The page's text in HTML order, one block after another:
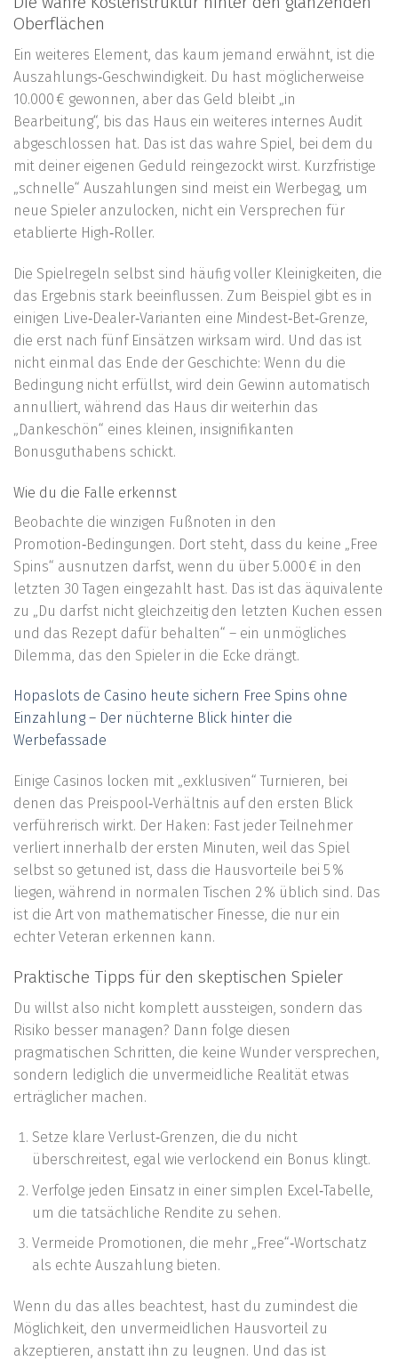
Oberflächen
Ein weiteres Element, das kaum jemand erwähnt, ist die
Auszahlungs‑Geschwindigkeit. Du hast möglicherweise
10.000 € gewonnen, aber das Geld bleibt „in
Bearbeitung“, bis das Haus ein weiteres internes Audit
abgeschlossen hat. Das ist das wahre Spiel, bei dem du
mit deiner eigenen Geduld reingezockt wirst. Kurzfristige
„schnelle“ Auszahlungen sind meist ein Werbegag, um
neue Spieler anzulocken, nicht ein Versprechen für
etablierte High‑Roller.
Die Spielregeln selbst sind häufig voller Kleinigkeiten, die
das Ergebnis stark beeinflussen. Zum Beispiel gibt es in
einigen Live‑Dealer‑Varianten eine Mindest‑Bet‑Grenze,
die erst nach fünf Einsätzen wirksam wird. Und das ist
nicht einmal das Ende der Geschichte: Wenn du die
Bedingung nicht erfüllst, wird dein Gewinn automatisch
annulliert, während das Haus dir weiterhin das
„Dankeschön“ eines kleinen, insignifikanten
Bonusguthabens schickt.
Wie du die Falle erkennst
Beobachte die winzigen Fußnoten in den
Promotion‑Bedingungen. Dort steht, dass du keine „Free
Spins“ ausnutzen darfst, wenn du über 5.000 € in den
letzten 30 Tagen eingezahlt hast. Das ist das äquivalente
zu „Du darfst nicht gleichzeitig den letzten Kuchen essen
und das Rezept dafür behalten“ – ein unmögliches
Dilemma, das den Spieler in die Ecke drängt.
Hopaslots de Casino heute sichern Free Spins ohne
Einzahlung – Der nüchterne Blick hinter die
Werbefassade
Einige Casinos locken mit „exklusiven“ Turnieren, bei
denen das Preispool‑Verhältnis auf den ersten Blick
verführerisch wirkt. Der Haken: Fast jeder Teilnehmer
verliert innerhalb der ersten Minuten, weil das Spiel
selbst so getuned ist, dass die Hausvorteile bei 5 %
liegen, während in normalen Tischen 2 % üblich sind. Das
ist die Art von mathematischer Finesse, die nur ein
echter Veteran erkennen kann.
Praktische Tipps für den skeptischen Spieler
Du willst also nicht komplett aussteigen, sondern das
Risiko besser managen? Dann folge diesen
pragmatischen Schritten, die keine Wunder versprechen,
sondern lediglich die unvermeidliche Realität etwas
erträglicher machen.
Setze klare Verlust‑Grenzen, die du nicht
überschreitest, egal wie verlockend ein Bonus klingt.
Verfolge jeden Einsatz in einer simplen Excel‑Tabelle,
um die tatsächliche Rendite zu sehen.
Vermeide Promotionen, die mehr „Free“‑Wortschatz
als echte Auszahlung bieten.
Wenn du das alles beachtest, hast du zumindest die
Möglichkeit, den unvermeidlichen Hausvorteil zu
akzeptieren, anstatt ihn zu leugnen. Und das ist